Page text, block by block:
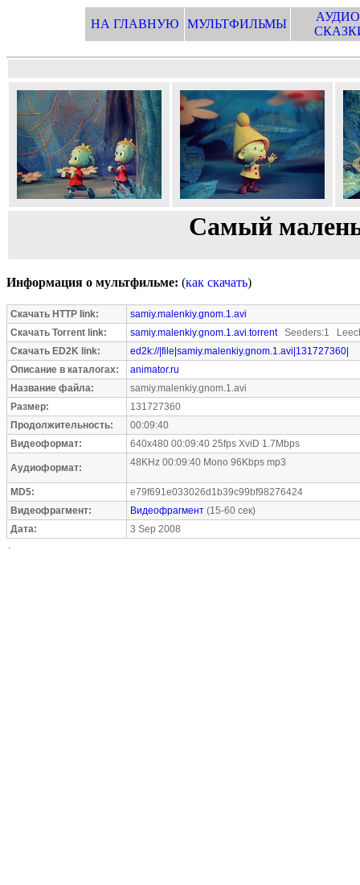
НА ГЛАВНУЮ МУЛЬТФИЛЬМЫ
Самый
Информация о мультфильме: (как скачать)
Скачать HTTP link:
samiy.malenkiy.gnom.1.avi
Скачать Torrent link:
samiy.malenkiy.gnom.1.avi.torrentSeeders:1
Скачать ED2K link:
ed2k://|file|samiy.malenkiy.gnom.1.avi|131727360|
Описание в каталогах:
animator.ru
Название файла:
samiy.malenkiy.gnom.1.avi
Размер:
131727360
Продолжительность:
00:09:40
Видеоформат:
640x480 00:09:40 25fps XviD 1.7Mbps
Аудиоформат: 48KHz 00:09:40 Mono 96Kbps mp3
MD5:
e79f691e033026d1b39c99bf98276424
Видеофрагмент:
Видеофрагмент (15-60 сек)
Дата:
3 Sep 2008